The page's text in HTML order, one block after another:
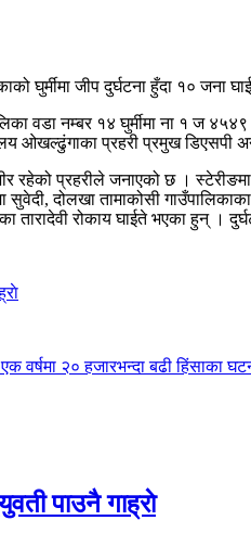
घुर्मीमा जीप दुर्घटना हुँदा १० जना
वडा नम्बर १४ घुर्मीमा ना १ ज
ओखल्ढुंगाका प्रहरी प्रमुख डिएसपी
रहेको प्रहरीले जनाएको छ । स्टेरीङमा
सुवेदी, दोलखा तामाकोसी
रोकाय घाईते भएका हुन् ।
वर्षमा २० हजारभन्दा बढी हिंसाका
पाउनै गाह्राे